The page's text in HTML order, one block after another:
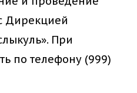
Дирекцией
При
по телефону (999)